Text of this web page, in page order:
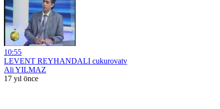
10:55
LEVENT REYHANDALI cukurovatv
Ali YILMAZ
17 yıl önce